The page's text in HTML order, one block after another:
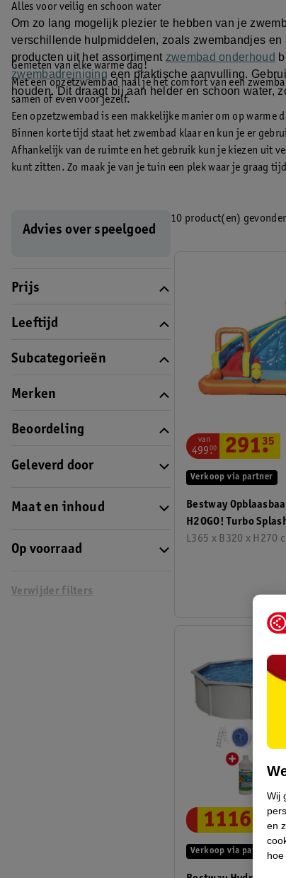
Alles voor veilig en schoon water
Om zo lang mogelijk plezier te hebben van je
verschillende hulpmiddelen, zoals zwembandjes
producten uit het assortiment zwembad onderhoud
zwembadreiniging een praktische aanvulling.
houden. Dit draagt bij aan helder en schoon water,
Genieten van elke warme dag!
Met een opzetzwembad haal je het comfort van een
samen of even voor jezelf.
Een opzetzwembad is een makkelijke manier om op
Binnen korte tijd staat het zwembad klaar en kun je er
Afhankelijk van de ruimte en het gebruik kun je kiezen uit
kunt zitten. Zo maak je van je tuin een plek waar je graag
Advies over speelgoed
Prijs
Leeftijd
Subcategorieën
Merken
Beoordeling
Geleverd door
Maat en inhoud
Op voorraad
Verwijder filters
10 product(en)
Bestway
H2OGO! Turbo
L365 x B320 x H270
Verkoop via partner
van
499.
00 291.
35
Verkoop via partner
1116.96
Wij
en